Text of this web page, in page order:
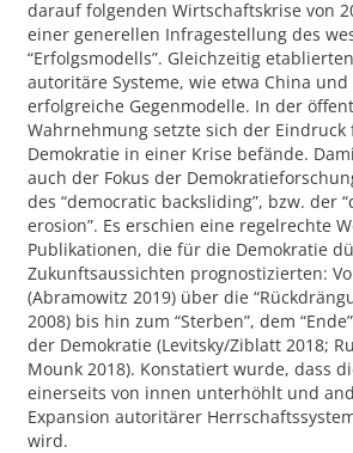
darauf folgenden Wirtschaftskrise von
einer generellen Infragestellung des
“Erfolgsmodells”. Gleichzeitig
autoritäre Systeme, wie etwa China und
erfolgreiche Gegenmodelle. In der
Wahrnehmung setzte sich der Eindruck
Demokratie in einer Krise befände.
auch der Fokus der
des “democratic backsliding”, bzw. der
erosion”. Es erschien eine regelrechte
Publikationen, die für die Demokratie
Zukunftsaussichten prognostizierten:
(Abramowitz 2019) über die
2008) bis hin zum “Sterben”, dem
der Demokratie (Levitsky/Ziblatt 2018;
Mounk 2018). Konstatiert wurde, dass
einerseits von innen unterhöhlt und
Expansion autoritärer
wird.